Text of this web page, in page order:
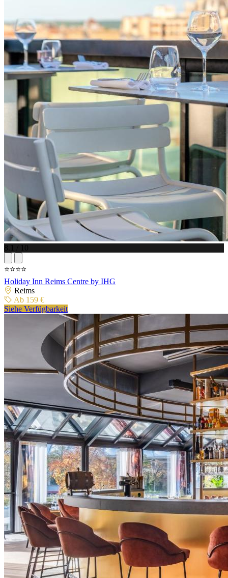
8.1 / 10
⭐⭐⭐⭐
Holiday Inn Reims Centre by IHG
Reims
Ab 159 €
Siehe Verfügbarkeit